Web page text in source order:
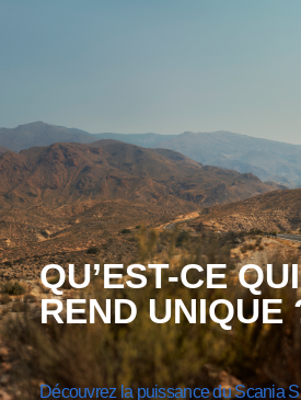
QU’EST-CE QUI LE
REND UNIQUE
Découvrez la puissance du Scania